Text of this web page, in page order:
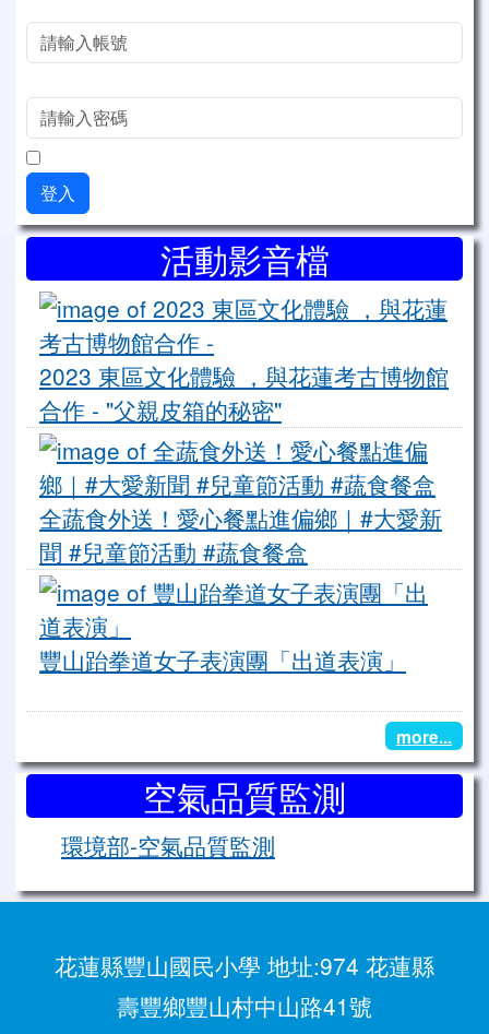
登入
右邊區域內容活動影音檔
2023 東區文化體驗 ，與花蓮考古博物館
合作 - "父親皮箱的秘密"
全蔬食外送！愛心餐點進偏鄉｜#大愛新
聞 #兒童節活動 #蔬食餐盒
豐山跆拳道女子表演團「出道表演」
more...
空氣品質監測
環境部-空氣品質監測
花蓮縣豐山國民小學 地址:974 花蓮縣
壽豐鄉豐山村中山路41號